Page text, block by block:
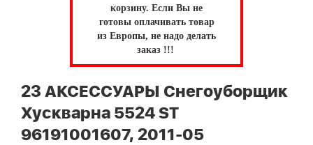
корзину. Если Вы не
готовы оплачивать товар
из Европы, не надо делать
заказ !!!
23 АКСЕССУАРЫ Снегоуборщик
Хускварна 5524 ST
96191001607, 2011-05